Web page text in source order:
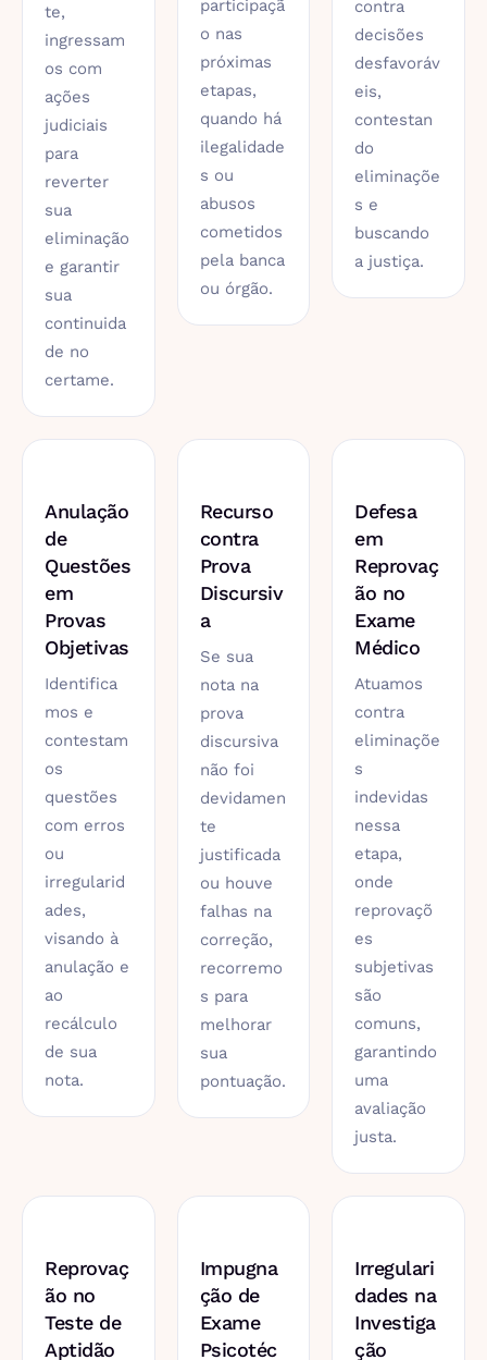
te,
ingressam
os com
ações
judiciais
para
reverter
sua
eliminação
e garantir
sua
continuida
de no
certame.
participaçã
o nas
próximas
etapas,
quando há
ilegalidade
s ou
abusos
cometidos
pela banca
ou órgão.
contra
decisões
desfavoráv
eis,
contestan
do
eliminaçõe
s e
buscando
a justiça.
Anulação
de
Questões
em
Provas
Objetivas
Identifica
mos e
contestam
os
questões
com erros
ou
irregularid
ades,
visando à
anulação e
ao
recálculo
de sua
nota.
Recurso
contra
Prova
Discursiv
a
Se sua
nota na
prova
discursiva
não foi
devidamen
te
justificada
ou houve
falhas na
correção,
recorremo
s para
melhorar
sua
pontuação.
Defesa
em
Reprovaç
ão no
Exame
Médico
Atuamos
contra
eliminaçõe
s
indevidas
nessa
etapa,
onde
reprovaçõ
es
subjetivas
são
comuns,
garantindo
uma
avaliação
justa.
Reprovaç
ão no
Teste de
Aptidão
Impugna
ção de
Exame
Psicotéc
Irregulari
dades na
Investiga
ção